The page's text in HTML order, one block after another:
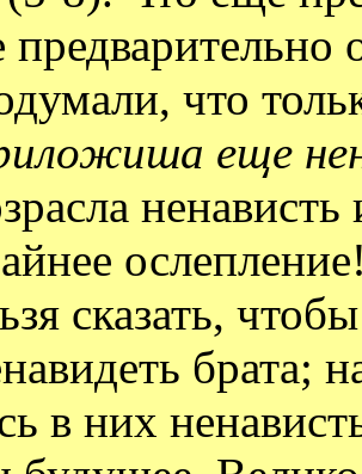
что
еще
сказать,
брата;
в них